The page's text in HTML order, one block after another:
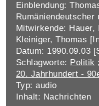
Einblendung:
Rumäniendeutscher
Mitwirkende:
Kleiniger, Thomas
Datum: 1990.09.03
Schlagworte: Politik ;
20. Jahrhundert -
Typ: audio
Inhalt: Nachrichten